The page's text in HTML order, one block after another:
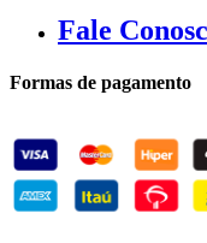
Fale
Formas de pagamento